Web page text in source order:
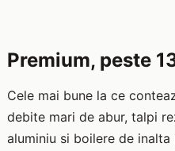
Premium, peste
Cele mai bune la ce
debite mari de abur, talpi
aluminiu si boilere de